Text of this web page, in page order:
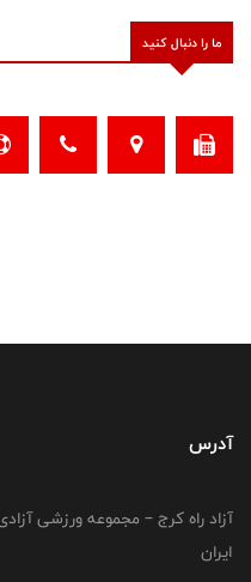
ما را دنبال کنید
آدرس
آزاد راه کرج – مجموعه ورزشی
ایران